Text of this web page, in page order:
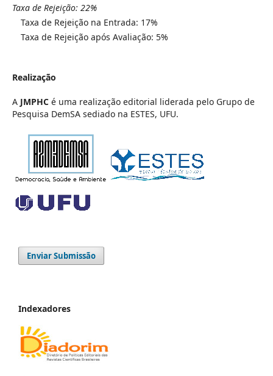
Taxa de Rejeição: 22%
Taxa de Rejeição na Entrada: 17%
Taxa de Rejeição após Avaliação: 5%
Realização
A JMPHCé uma realização editorial liderada pelo Grupo de
Pesquisa DemSA sediado na ESTES, UFU.
Enviar Submissão
Indexadores